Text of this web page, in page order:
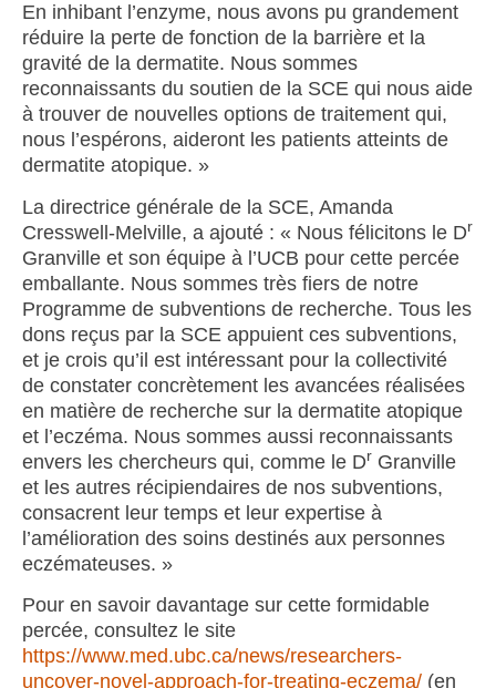
En inhibant l’enzyme, nous avons pu grandement
réduire la perte de fonction de la barrière et la
gravité de la dermatite. Nous sommes
reconnaissants du soutien de la SCE qui nous aide
à trouver de nouvelles options de traitement qui,
nous l’espérons, aideront les patients atteints de
dermatite atopique. »
La directrice générale de la SCE, Amanda
Cresswell-Melville, a ajouté : « Nous félicitons le Dr
Granville et son équipe à l’UCB pour cette percée
emballante. Nous sommes très fiers de notre
Programme de subventions de recherche. Tous les
dons reçus par la SCE appuient ces subventions,
et je crois qu’il est intéressant pour la collectivité
de constater concrètement les avancées réalisées
en matière de recherche sur la dermatite atopique
et l’eczéma. Nous sommes aussi reconnaissants
envers les chercheurs qui, comme le Dr Granville
et les autres récipiendaires de nos subventions,
consacrent leur temps et leur expertise à
l’amélioration des soins destinés aux personnes
eczémateuses. »
Pour en savoir davantage sur cette formidable
percée, consultez le site
https://www.med.ubc.ca/news/researchers-
uncover-novel-approach-for-treating-eczema/ (en